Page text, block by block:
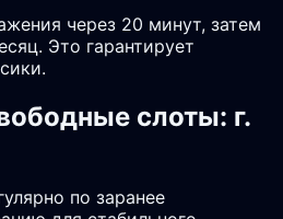
через 20 минут, затем
Это гарантирует
слоты: г.
по заранее